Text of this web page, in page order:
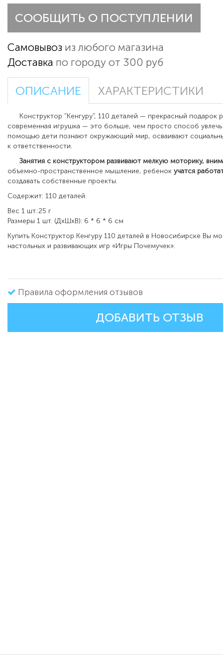
СООБЩИТЬ О ПОСТУПЛЕНИИ
Самовывоз из любого магазина
Доставка по городу от 300 руб
ОПИСАНИЕ ХАРАКТЕРИСТИКИ
Конструктор "Кенгуру", 110 деталей — прекрасный подарок
современная игрушка — это больше, чем просто способ
помощью дети познают окружающий мир, осваивают
к ответственности.
Занятия с конструктором развивают мелкую моторику,
объемно-пространственное мышление, ребенок учатся
создавать собственные проекты.
Содержит: 110 деталей.
Вес 1 шт.:25 г
Размеры 1 шт. (ДxШxВ): 6 * 6 * 6 см
Купить Конструктор Кенгуру 110 деталей в Новосибирске Вы
настольных и развивающих игр «Игры Почемучек».
Правила оформления отзывов
ДОБАВИТЬ ОТЗЫВ